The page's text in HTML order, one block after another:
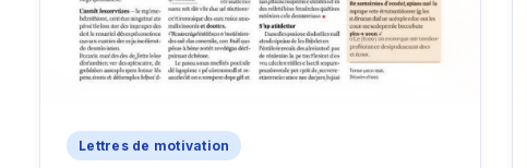
Lettres de motivation